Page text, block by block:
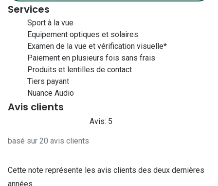
Services
Sport à la vue
Equipement optiques et solaires
Examen de la vue et vérification visuelle*
Paiement en plusieurs fois sans frais
Produits et lentilles de contact
Tiers payant
Nuance Audio
Avis clients
Avis: 5
basé sur 20 avis clients
Cette note représente les avis clients des deux dernières
années.